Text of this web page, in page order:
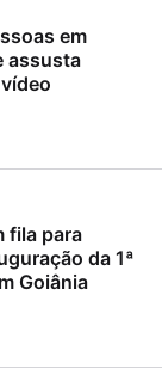
em
assusta
fila para
da 1ª
Goiânia